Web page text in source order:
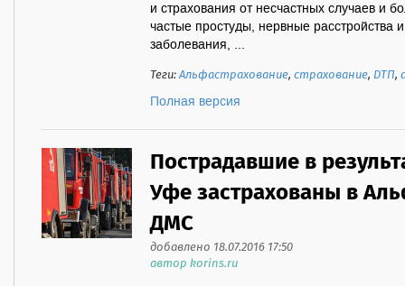
и страхования от несчастных случаев и
частые простуды, нервные расстройства
заболевания, ...
Теги:Альфастрахование,страхование, ДТП,
Полная версия
Пострадавшие в
Уфе застрахованы в
ДМС
добавлено 18.07.2016 17:50
автор korins.ru